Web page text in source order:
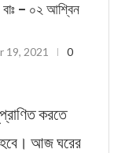
– ০২ আশ্বিন
19, 2021
0
করতে
হবে। আজ ঘরের